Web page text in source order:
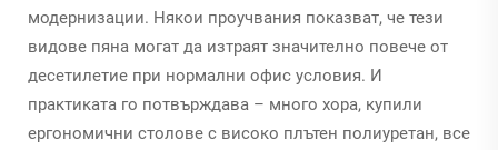
модернизации. Някои проучвания показват, че тези
видове пяна могат да изтраят значително повече от
десетилетие при нормални офис условия. И
практиката го потвърждава – много хора, купили
ергономични столове с високо плътен полиуретан, все